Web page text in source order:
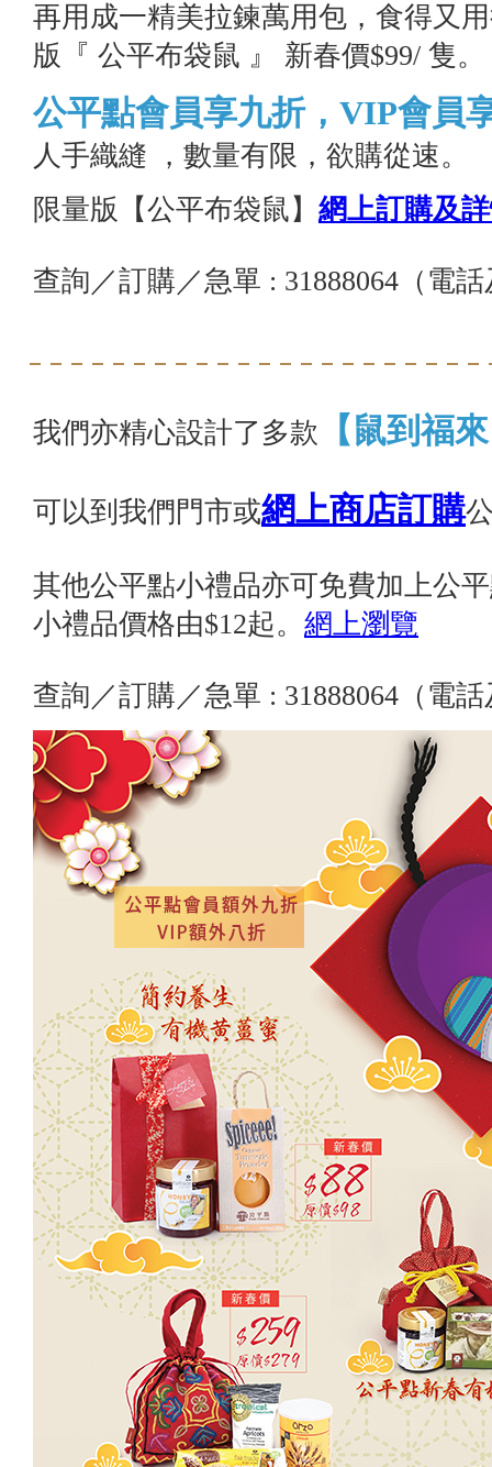
再用成一精美拉鍊萬用包，食得又
版『 公平布袋鼠 』 新春價$99/ 隻。
公平點會員享九折， VIP會員
人手織縫 ，數量有限，欲購從速。
限量版【公平布袋鼠】 網上訂購及
查詢／訂購／急單 : 31888064（電話
我們亦精心設計了多款 【鼠到福
可以到我們門市或網上商店訂購
其他公平點小禮品亦可免費加上公
小禮品價格由$12起。 網上瀏覽
查詢／訂購／急單 : 31888064（電話